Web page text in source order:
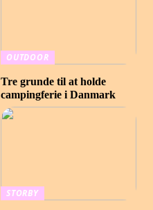
OUTDOOR
Tre grunde til at holde
campingferie i Danmark
STORBY